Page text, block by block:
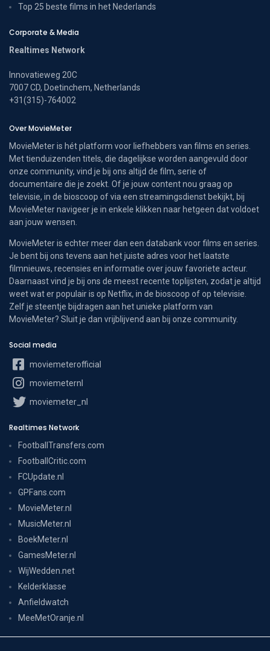
Top 25 beste films in het Nederlands
Corporate & Media
Realtimes Network
Innovatieweg 20C
7007 CD, Doetinchem, Netherlands
+31(315)-764002
Over MovieMeter
MovieMeter is hét platform voor liefhebbers van films en series.
Met tienduizenden titels, die dagelijkse worden aangevuld door
onze community, vind je bij ons altijd de film, serie of
documentaire die je zoekt. Of je jouw content nou graag op
televisie, in de bioscoop of via een streamingsdienst bekijkt, bij
MovieMeter navigeer je in enkele klikken naar hetgeen dat voldoet
aan jouw wensen.
MovieMeter is echter meer dan een databank voor films en series.
Je bent bij ons tevens aan het juiste adres voor het laatste
filmnieuws, recensies en informatie over jouw favoriete acteur.
Daarnaast vind je bij ons de meest recente toplijsten, zodat je altijd
weet wat er populair is op Netflix, in de bioscoop of op televisie.
Zelf je steentje bijdragen aan het unieke platform van
MovieMeter? Sluit je dan vrijblijvend aan bij onze community.
Social media
moviemeterofficial
moviemeternl
moviemeter_nl
Realtimes Network
FootballTransfers.com
FootballCritic.com
FCUpdate.nl
GPFans.com
MovieMeter.nl
MusicMeter.nl
BoekMeter.nl
GamesMeter.nl
WijWedden.net
Kelderklasse
Anfieldwatch
MeeMetOranje.nl